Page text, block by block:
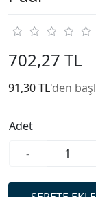
702,27 TL
91,30 TL'den
Adet
-